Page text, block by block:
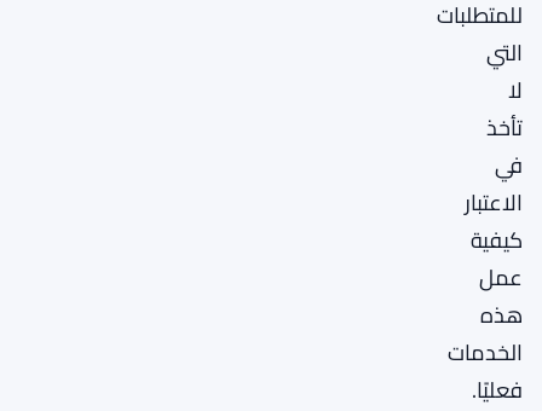
للمتطلبات
التي
لا
تأخذ
في
الاعتبار
كيفية
عمل
هذه
الخدمات
فعليًا.